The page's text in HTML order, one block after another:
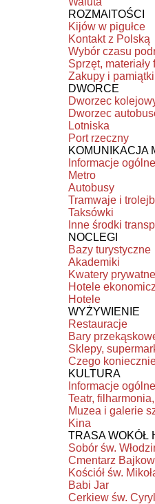
ROZMAITOŚCI
Kijów w pigułce
Kontakt z Polską
Wybór czasu
Sprzęt,
Zakupy i pamiątki
DWORCE
Dworzec
Dworzec
Lotniska
Port rzeczny
KOMUNIKACJA
Informacje ogólne
Metro
Autobusy
Tramwaje i
Taksówki
Inne środki
NOCLEGI
Bazy turystyczne
Akademiki
Kwatery prywatne
Hotele
Hotele
WYŻYWIENIE
Restauracje
Bary
Sklepy,
Czego
KULTURA
Informacje ogólne
Teatr,
Muzea i galerie
Kina
TRASA WOKÓŁ
Sobór św.
Cmentarz
Kościół św.
Babi Jar
Cerkiew św.